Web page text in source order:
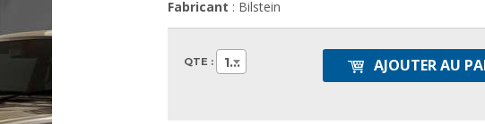
Fabricant : Bilstein
QTE : 1 AJOUTER AU